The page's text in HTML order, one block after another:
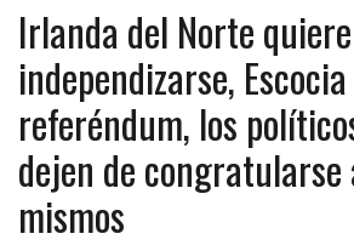
Irlanda del Norte quiere
independizarse,
referéndum, los
dejen de congratularse
mismos